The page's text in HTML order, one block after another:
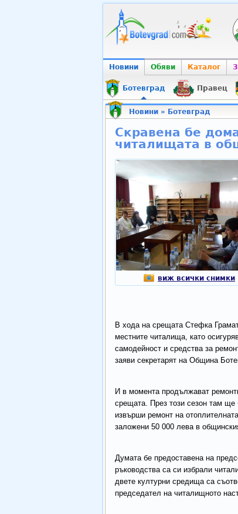
Новини Обяви Каталог
Ботевград Правец
Новини» Ботевград
Скравена бе
читалищата в
виж всички снимки
В хода на срещата Стефка
местните читалища, като
самодейност и средства за
заяви секретарят на Община
И в момента продължават
срещата. През този сезон там
извърши ремонт на
заложени 50 000 лева в
Думата бе предоставена на
ръководства са си избрали
двете културни средища са
председател на читалищното